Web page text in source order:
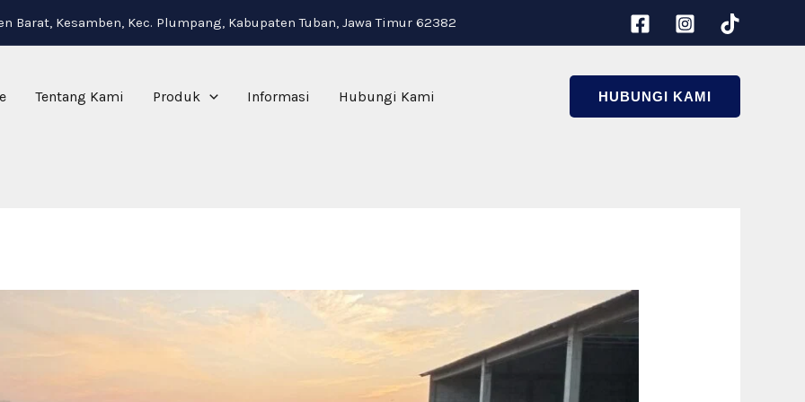
Barat, Kesamben, Kec. Plumpang, Kabupaten Tuban, Jawa Timur 62382
Tentang Kami Produk Informasi Hubungi Kami HUBUNGI KAMI